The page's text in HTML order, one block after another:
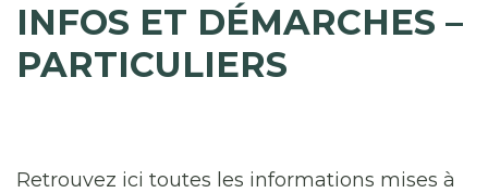
INFOS ET DÉMARCHES –
PARTICULIERS
Retrouvez ici toutes les informations mises à